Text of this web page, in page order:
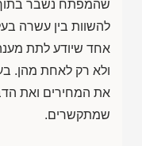
שהמפתח נשבר בתוך
להשוות בין עשרה
אחד שיודע לתת מענה
ולא רק לאחת מהן.
את המחירים ואת
שמתקשרים.